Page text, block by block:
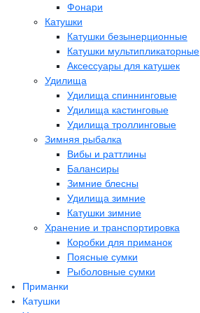
Фонари
Катушки
Катушки безынерционные
Катушки мультипликаторные
Аксессуары для катушек
Удилища
Удилища спиннинговые
Удилища кастинговые
Удилища троллинговые
Зимняя рыбалка
Вибы и раттлины
Балансиры
Зимние блесны
Удилища зимние
Катушки зимние
Хранение и транспортировка
Коробки для приманок
Поясные сумки
Рыболовные сумки
Приманки
Катушки